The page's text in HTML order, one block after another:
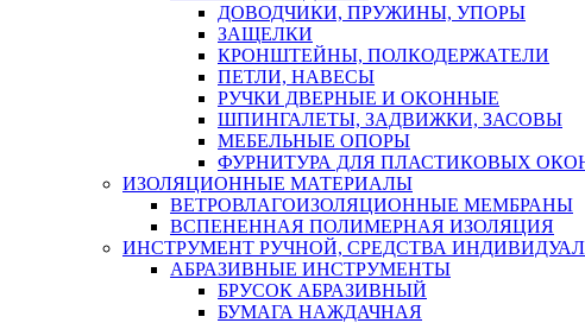
ДОВОДЧИКИ, ПРУЖИНЫ, УПОРЫ
ЗАЩЕЛКИ
КРОНШТЕЙНЫ, ПОЛКОДЕРЖАТЕЛИ
ПЕТЛИ, НАВЕСЫ
РУЧКИ ДВЕРНЫЕ И ОКОННЫЕ
ШПИНГАЛЕТЫ, ЗАДВИЖКИ, ЗАСОВЫ
МЕБЕЛЬНЫЕ ОПОРЫ
ФУРНИТУРА ДЛЯ ПЛАСТИКОВЫХ
ИЗОЛЯЦИОННЫЕ МАТЕРИАЛЫ
ВЕТРОВЛАГОИЗОЛЯЦИОННЫЕ МЕМБРАНЫ
ВСПЕНЕННАЯ ПОЛИМЕРНАЯ ИЗОЛЯЦИЯ
ИНСТРУМЕНТ РУЧНОЙ, СРЕДСТВА
АБРАЗИВНЫЕ ИНСТРУМЕНТЫ
БРУСОК АБРАЗИВНЫЙ
БУМАГА НАЖДАЧНАЯ